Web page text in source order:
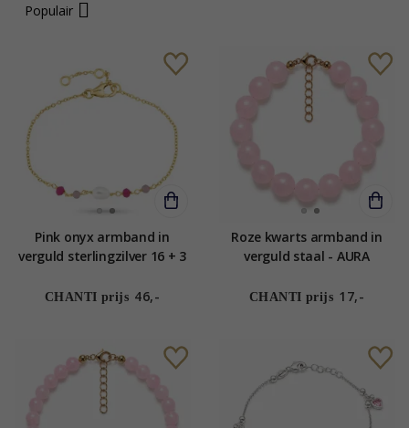
Populair
Pink onyx armband in
verguld sterlingzilver 16 + 3
CHANTI prijs 46,-
Roze kwarts armband in
verguld staal - AURA
CHANTI prijs 17,-